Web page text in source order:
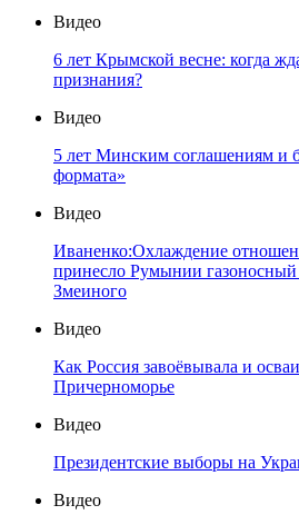
Видео
6 лет Крымской весне: когда
признания?
Видео
5 лет Минским соглашениям и
формата»
Видео
Иваненко:Охлаждение
принесло Румынии газоносный
Змеиного
Видео
Как Россия завоёвывала и
Причерноморье
Видео
Президентские выборы на
Видео